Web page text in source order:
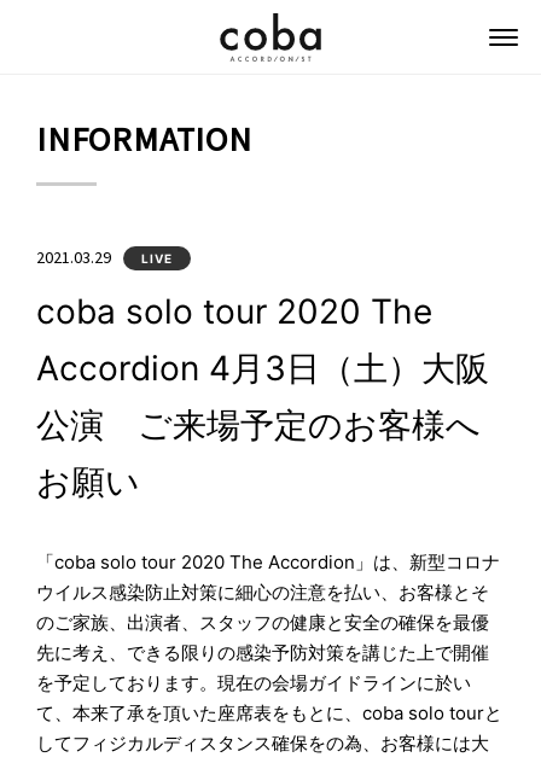
INFORMATION
2021.03.29 LIVE
coba solo tour 2020 The
Accordion 4月3日（土）大阪
公演 ご来場予定のお客様へ
お願い
「coba solo tour 2020 The Accordion」は、新型コロナ
ウイルス感染防止対策に細心の注意を払い、お客様とそ
のご家族、出演者、スタッフの健康と安全の確保を最優
先に考え、できる限りの感染予防対策を講じた上で開催
を予定しております。現在の会場ガイドラインに於い
て、本来了承を頂いた座席表をもとに、coba solo tourと
してフィジカルディスタンス確保をの為、お客様には大